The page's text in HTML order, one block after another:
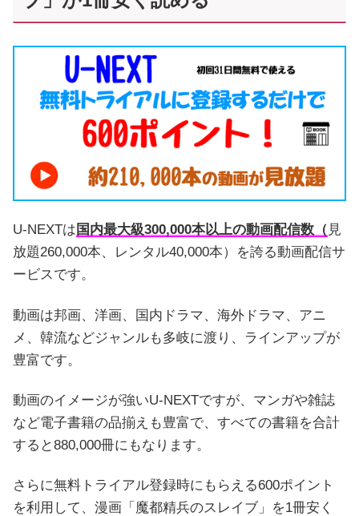
U-NEXTは 国内最大級300,000本以上の動画配信数（ 見
放題260,000本、レンタル40,000本）を誇る動画配信サ
ービスです。
動画は邦画、洋画、国内ドラマ、海外ドラマ、アニ
メ、韓流などジャンルも多岐に渡り、ラインアップが
豊富です。
動画のイメージが強いU-NEXTですが、マンガや雑誌
など電子書籍の品揃えも豊富で、すべての書籍を合計
すると880,000冊にもなります。
さらに無料トライアル登録時にもらえる600ポイント
を利用して、漫画「魔都精兵のスレイブ」を1冊安く